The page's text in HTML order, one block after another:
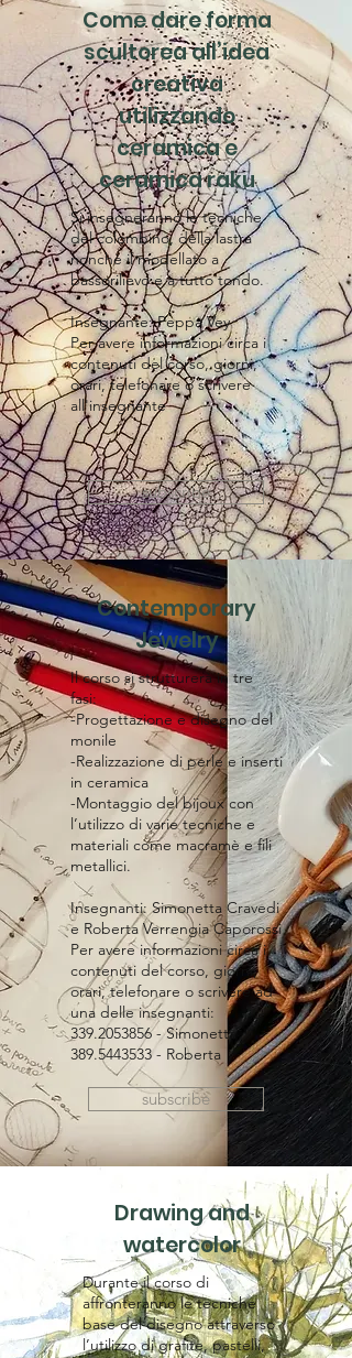
Come dare forma
scultorea all’idea
creativa
utilizzando
ceramica e
ceramica raku
​Si insegneranno le tecniche
del colombino, della lastra
nonchè il modellato a
bassorilievo e a tutto tondo.
Insegnante: Peppa Vey
Per avere informazioni circa i
contenuti del corso, giorni,
orari, telefonare o scrivere
all'insegnante
subscribe
Contemporary
Jewelry
​Il corso si strutturerà in tre
fasi:
-Progettazione e disegno del
monile
-Realizzazione di perle e inserti
in ceramica
-Montaggio del bijoux con
l’utilizzo di varie tecniche e
materiali come macramè e fili
metallici.
Insegnanti: Simonetta Cravedi
e Roberta Verrengia Caporossi
Per avere informazioni circa i
contenuti del corso, giorni,
orari, telefonare o scrivere ad
una delle insegnanti:
339.2053856- Simonetta
389.5443533- Roberta
subscribe
Drawing and
watercolor
​Durante il corso di
affronteranno le tecniche
base del disegno attraverso
l’utilizzo di grafite, pastelli,